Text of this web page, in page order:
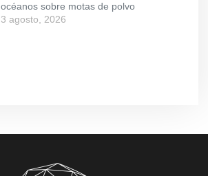
océanos sobre motas de polvo
3 agosto, 2026